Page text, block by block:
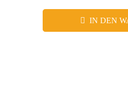
IN DEN